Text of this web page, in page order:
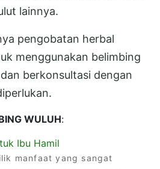
lainnya.
pengobatan herbal
menggunakan belimbing
berkonsultasi dengan
WULUH:
Ibu Hamil
manfaat yang sangat